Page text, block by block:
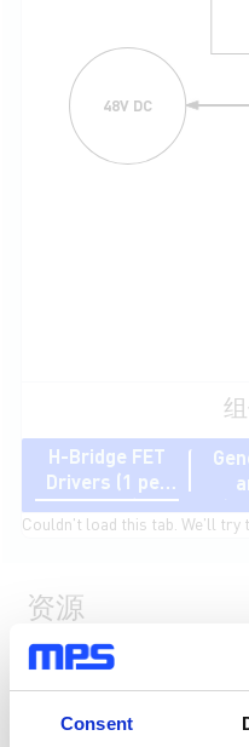
Consent
48V DC
H-Bridge FET
Drivers (1 per
String)
Couldn't load this tab. We'll try
资源